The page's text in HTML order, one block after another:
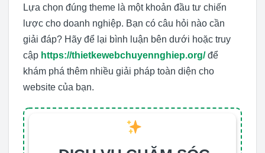
Lựa chọn đúng theme là một khoản đầu tư chiến
lược cho doanh nghiệp. Bạn có câu hỏi nào cần
giải đáp? Hãy để lại bình luận bên dưới hoặc truy
cập https://thietkewebchuyennghiep.org/để
khám phá thêm nhiều giải pháp toàn diện cho
website của bạn.